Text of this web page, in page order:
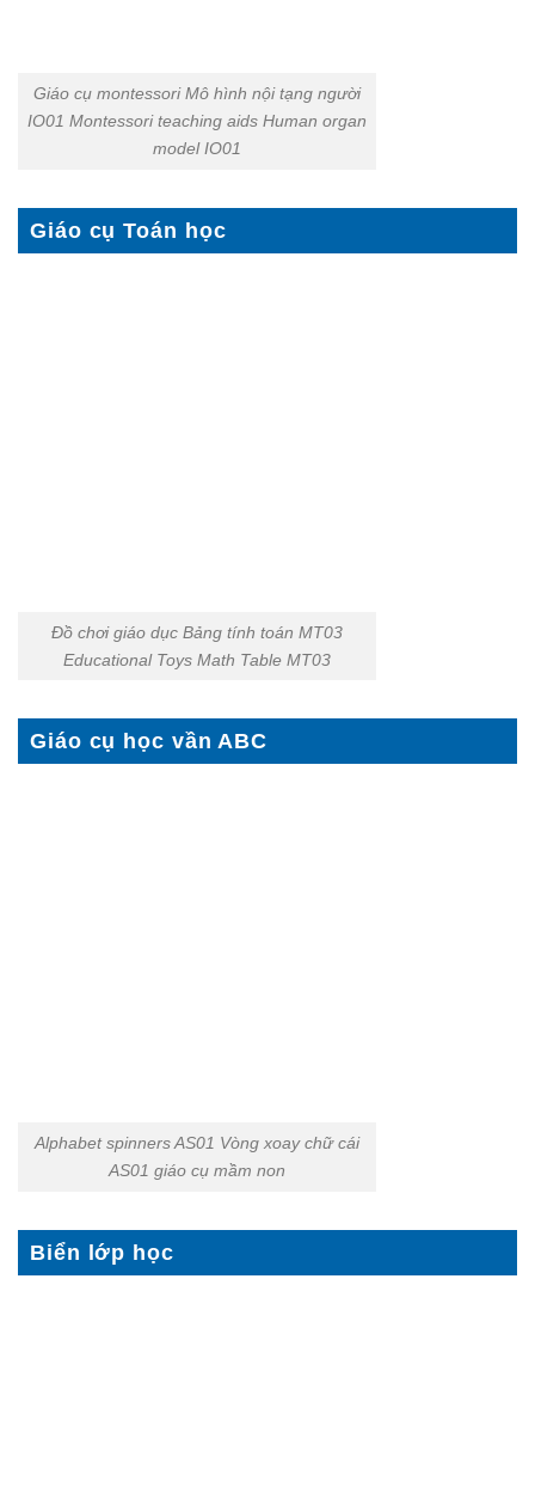
Giáo cụ montessori Mô hình nội tạng người
IO01 Montessori teaching aids Human organ
model IO01
Giáo cụ Toán học
Đồ chơi giáo dục Bảng tính toán MT03
Educational Toys Math Table MT03
Giáo cụ học vần ABC
Alphabet spinners AS01 Vòng xoay chữ cái
AS01 giáo cụ mầm non
Biển lớp học